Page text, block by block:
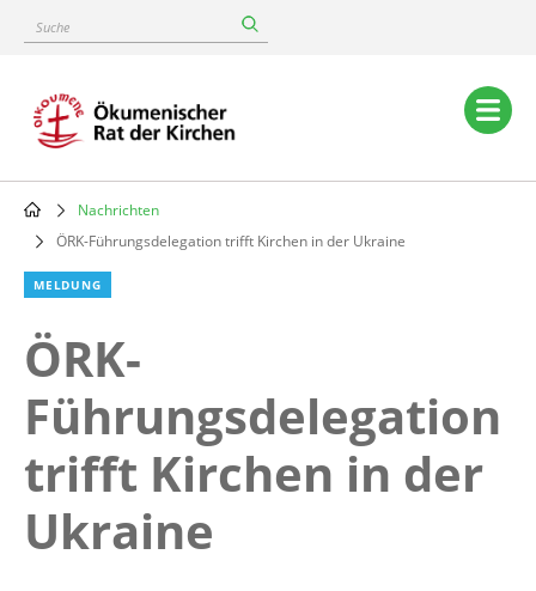
content
Suche
Main
navigation
Breadcrumb
Nachrichten
ÖRK-Führungsdelegation trifft Kirchen in der Ukraine
MELDUNG
ÖRK-
Führungsdelegation
trifft Kirchen in der
Ukraine